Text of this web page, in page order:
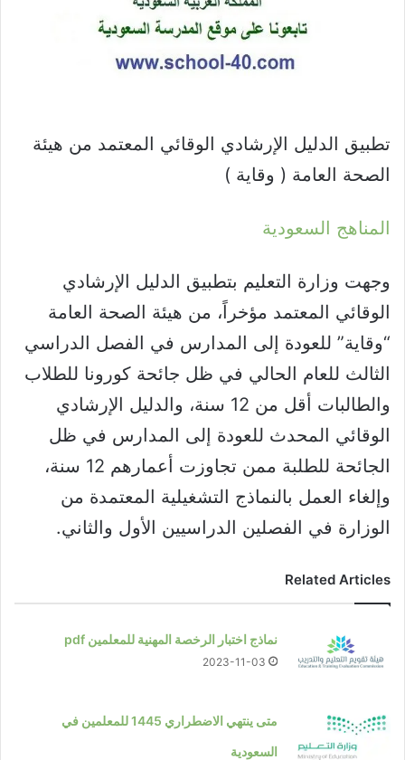
تطبيق الدليل الإرشادي الوقائي المعتمد من هيئة
الصحة العامة ( وقاية )
المناهج السعودية
وجهت وزارة التعليم بتطبيق الدليل الإرشادي
الوقائي المعتمد مؤخراً، من هيئة الصحة العامة
“وقاية” للعودة إلى المدارس في الفصل الدراسي
الثالث للعام الحالي في ظل جائحة كورونا للطلاب
والطالبات أقل من 12 سنة، والدليل الإرشادي
الوقائي المحدث للعودة إلى المدارس في ظل
الجائحة للطلبة ممن تجاوزت أعمارهم 12 سنة،
وإلغاء العمل بالنماذج التشغيلية المعتمدة من
الوزارة في الفصلين الدراسيين الأول والثاني.
Related Articles
نماذج اختبار الرخصة المهنية للمعلمين pdf
2023-11-03
متى ينتهي الاضطراري 1445 للمعلمين في
السعودية